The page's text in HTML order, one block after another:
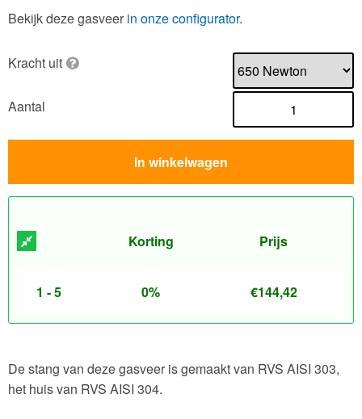
Bekijk deze gasveer in onze configurator.
Kracht uit
Aantal
In winkelwagen
Korting Prijs
1 - 5 0% €144,42
De stang van deze gasveer is gemaakt van RVS AISI 303,
het huis van RVS AISI 304.